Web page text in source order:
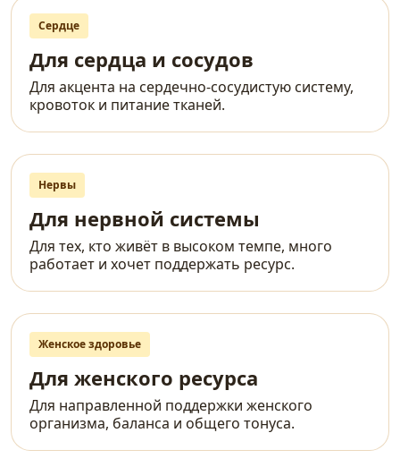
Сердце
Для сердца и сосудов
Для акцента на сердечно-сосудистую систему,
кровоток и питание тканей.
Нервы
Для нервной системы
Для тех, кто живёт в высоком темпе, много
работает и хочет поддержать ресурс.
Женское здоровье
Для женского ресурса
Для направленной поддержки женского
организма, баланса и общего тонуса.